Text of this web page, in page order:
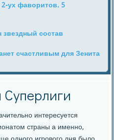
ух фаворитов. 5
звездный состав
счастливым для Зенита
Суперлиги
интересуется
страны а именнο,